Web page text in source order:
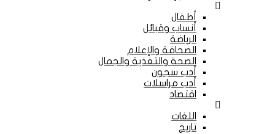
Menu
أطفال
أنساب وقبائل
الرياضة
الصحافة والإعلام
الصحة والتغذية والجمال
أدب سجون
أدب مراسلات
اقتصاد
Menu
اللغات
تاريخ